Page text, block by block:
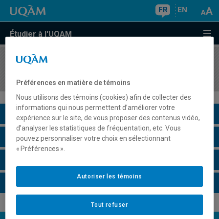
FR EN
Étudier à l'UQAM
COURS//
Description du cours
Horaire - Été 2026
Préférences en matière de témoins
Nous utilisons des témoins (cookies) afin de collecter des
informations qui nous permettent d’améliorer votre
expérience sur le site, de vous proposer des contenus vidéo,
d’analyser les statistiques de fréquentation, etc. Vous
pouvez personnaliser votre choix en sélectionnant
« Préférences ».
Tout refuser
Autoriser les témoins